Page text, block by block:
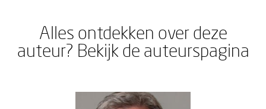
Alles ontdekken over deze
auteur? Bekijk de auteurspagina